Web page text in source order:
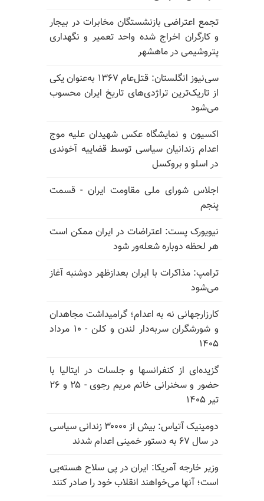
تجمع اعتراضی بازنشستگان مخابرات در بیجار
و کارگران اخراج شده واحد تعمیر و نگهداری
پتروشیمی در ماهشهر
سی‌نیوز انگلستان: قتل‌عام ۱۳۶۷ به‌عنوان یکی
از تاریک‌ترین تراژدی‌های تاریخ ایران محسوب
می‌شود
اکسیون و نمایشگاه عکس شهیدان علیه موج
اعدام زندانیان سیاسی توسط قضاییه آخوندی
در اسلو و بروکسل
اجلاس شورای ملی مقاومت ایران - قسمت
پنجم
نیویورک پست: اعتراضات در ایران ممکن است
هر لحظه دوباره شعله‌ور شود
ترامپ: مذاکرات با ایران بعدازظهر دوشنبه آغاز
می‌شود
کارزارجهانی نه به اعدام؛ گرامیداشت مجاهدان
و شورشگران سربه‌دار لندن و کلن - ۱۰ مرداد
۱۴۰۵
گزیده‌ای از کنفرانسها و جلسات در ایتالیا با
حضور و سخنرانی خانم مریم رجوی - ۲۵ و ۲۶
تیر ۱۴۰۵
دومینیک آتیاس: بیش از ۳۰۰۰۰ زندانی سیاسی
در سال ۶۷ به دستور خمینی اعدام شدند
وزیر خارجه آمریکا: ایران در پی سلاح هسته‌یی
است؛ آنها می‌خواهند انقلاب خود را صادر کنند